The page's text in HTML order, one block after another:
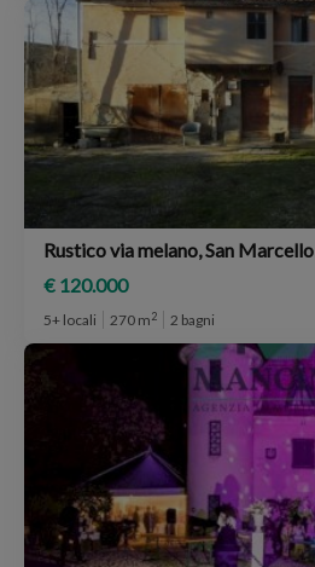
Rustico via melano, San Marcello
€ 120.000
5+ locali 270 m2 2 bagni